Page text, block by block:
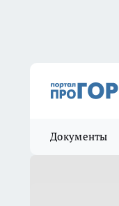
Документы